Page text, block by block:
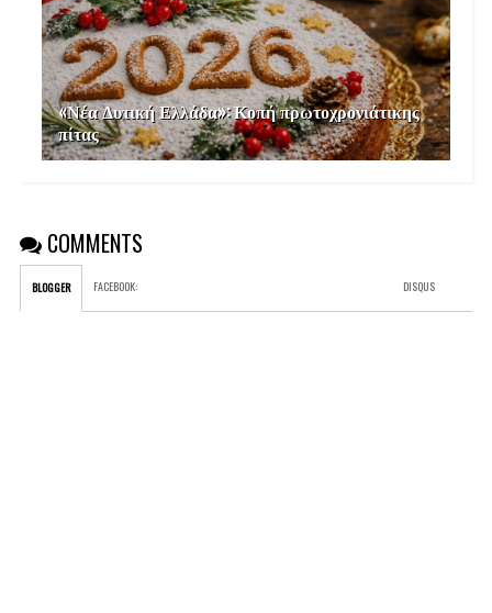
«Νέα Δυτική Ελλάδα»: Κοπή πρωτοχρονιάτικης
πίτας
COMMENTS
BLOGGER FACEBOOK: DISQUS